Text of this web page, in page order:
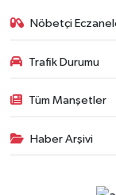
Nöbetçi
Trafik Durumu
Tüm Manşetler
Haber Arşivi